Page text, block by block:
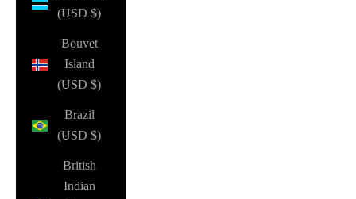
(USD $)
Bouvet
Island
(USD $)
Brazil
(USD $)
British
Indian